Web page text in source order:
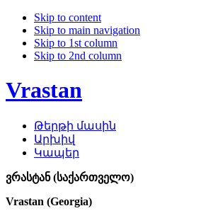
Skip to content
Skip to main navigation
Skip to 1st column
Skip to 2nd column
Vrastan
Թերթի մասին
Արխիվ
Կապեր
ვრასტან (საქართველო)
Vrastan (Georgia)